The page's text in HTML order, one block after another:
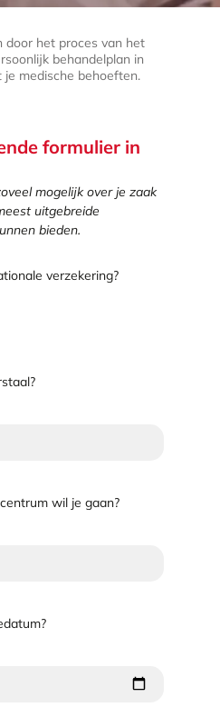
door het proces van het
behandelplan in
medische behoeften.
formulier in
mogelijk over je zaak
uitgebreide
bieden.
verzekering?
wil je gaan?